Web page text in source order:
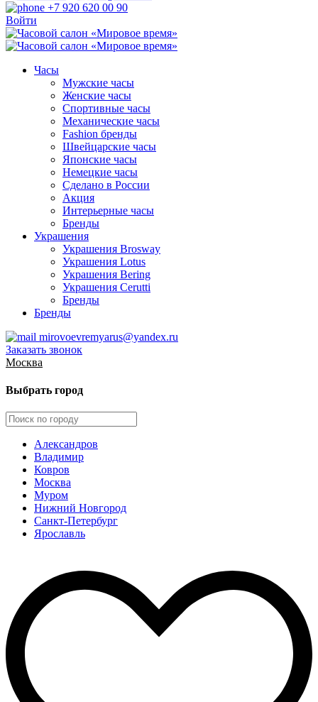
+7 920 620 00 90
Войти
Часы
Мужские часы
Женские часы
Спортивные часы
Механические часы
Fashion бренды
Швейцарские часы
Японские часы
Немецкие часы
Сделано в России
Акция
Интерьерные часы
Бренды
Украшения
Украшения Brosway
Украшения Lotus
Украшения Bering
Украшения Cerutti
Бренды
Бренды
mirovoevremyarus@yandex.ru
Заказать звонок
Москва
Выбрать город
Александров
Владимир
Ковров
Москва
Муром
Нижний Новгород
Санкт-Петербург
Ярославль